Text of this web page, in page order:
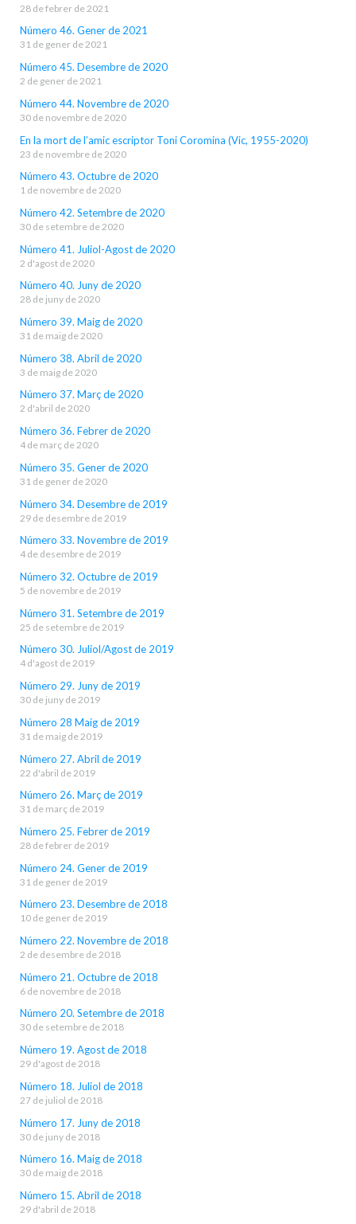
28 de febrer de 2021
Número 46. Gener de 2021
31 de gener de 2021
Número 45. Desembre de 2020
2 de gener de 2021
Número 44. Novembre de 2020
30 de novembre de 2020
En la mort de l’amic escriptor Toni Coromina (Vic, 1955-2020)
23 de novembre de 2020
Número 43. Octubre de 2020
1 de novembre de 2020
Número 42. Setembre de 2020
30 de setembre de 2020
Número 41. Juliol-Agost de 2020
2 d'agost de 2020
Número 40. Juny de 2020
28 de juny de 2020
Número 39. Maig de 2020
31 de maig de 2020
Número 38. Abril de 2020
3 de maig de 2020
Número 37. Març de 2020
2 d'abril de 2020
Número 36. Febrer de 2020
4 de març de 2020
Número 35. Gener de 2020
31 de gener de 2020
Número 34. Desembre de 2019
29 de desembre de 2019
Número 33. Novembre de 2019
4 de desembre de 2019
Número 32. Octubre de 2019
5 de novembre de 2019
Número 31. Setembre de 2019
25 de setembre de 2019
Número 30. Juliol/Agost de 2019
4 d'agost de 2019
Número 29. Juny de 2019
30 de juny de 2019
Número 28 Maig de 2019
31 de maig de 2019
Número 27. Abril de 2019
22 d'abril de 2019
Número 26. Març de 2019
31 de març de 2019
Número 25. Febrer de 2019
28 de febrer de 2019
Número 24. Gener de 2019
31 de gener de 2019
Número 23. Desembre de 2018
10 de gener de 2019
Número 22. Novembre de 2018
2 de desembre de 2018
Número 21. Octubre de 2018
6 de novembre de 2018
Número 20. Setembre de 2018
30 de setembre de 2018
Número 19. Agost de 2018
29 d'agost de 2018
Número 18. Juliol de 2018
27 de juliol de 2018
Número 17. Juny de 2018
30 de juny de 2018
Número 16. Maig de 2018
30 de maig de 2018
Número 15. Abril de 2018
29 d'abril de 2018